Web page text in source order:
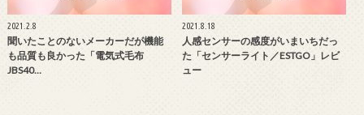
2021.2.8
聞いたことのないメーカーだが機能
も品質も良かった「電気式毛布
JBS40…
2021.8.18
人感センサーの感度がいまいちだっ
た「センサーライト／ESTGO」レビ
ュー